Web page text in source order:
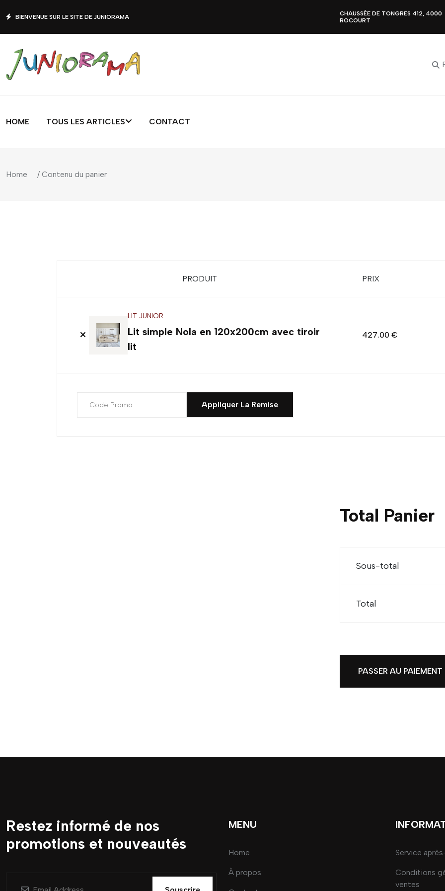
BIENVENUE SUR LE SITE DE JUNIORAMA
CHAUSSÉE DE TONGRES 412, 4000
ROCOURT
HOME TOUS LES ARTICLES CONTACT
Home / Contenu du panier
PRODUIT PRIX
LIT JUNIOR
Lit simple Nola en 120x200cm avec tiroir
lit
427.00 €
Appliquer La Remise
Total Panier
Sous-total
Total
PASSER AU PAIEMENT
Restez informé de nos
promotions et nouveautés
MENU
Home
À propos
Service
Conditions
ventes